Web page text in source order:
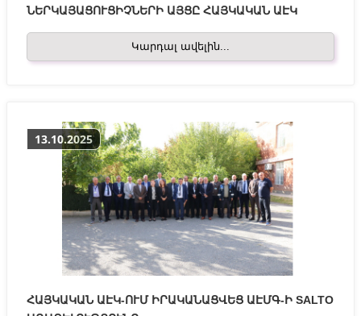
ԵՐԿԱՅԱՑՈՒՑԻՉՆԵՐԻ ԱՅՑԸ ՀԱՅԿԱԿԱՆ ԱԷԿ
Կարդալ ավելին...
13.10.2025
ՀԱՅԿԱԿԱՆ ԱԷԿ-ՈՒՄ ԻՐԱԿԱՆԱՑՎԵՑ ԱԷՄԳ-Ի SALTO